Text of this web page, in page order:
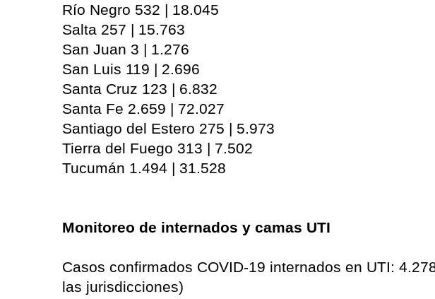
Río Negro 532 | 18.045
Salta 257 | 15.763
San Juan 3 | 1.276
San Luis 119 | 2.696
Santa Cruz 123 | 6.832
Santa Fe 2.659 | 72.027
Santiago del Estero 275 | 5.973
Tierra del Fuego 313 | 7.502
Tucumán 1.494 | 31.528
Monitoreo de internados y camas UTI
Casos confirmados COVID-19 internados en UTI:
las jurisdicciones)